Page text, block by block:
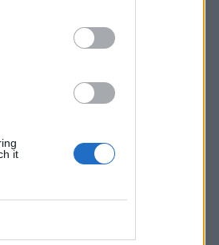
it
Πρέβεζας σε
με υποκείμενα